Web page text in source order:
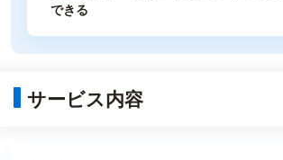
できる
サービス内容